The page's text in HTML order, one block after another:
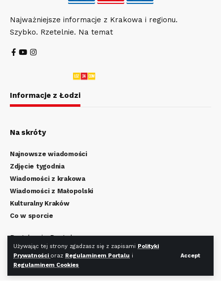
Używając tej strony zgadzasz się z zapisami Polityki
Prywatności oraz Regulaminem Portalu i
Regulaminem Cookies
Accept
Najważniejsze informacje z Krakowa i regionu.
Szybko. Rzetelnie. Na temat
Informacje z Łodzi
Na skróty
Najnowsze wiadomości
Zdjęcie tygodnia
Wiadomości z krakowa
Wiadomości z Małopolski
Kulturalny Kraków
Co w sporcie
Regulamin Portalu
Polityka Prywatności
Regulamin Cookies